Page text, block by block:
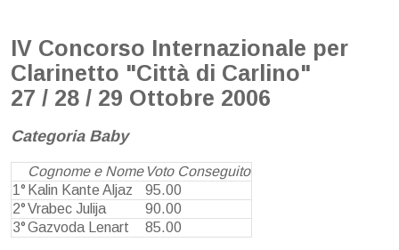
IV Concorso Internazionale per
Clarinetto "Città di Carlino"
27 / 28 / 29 Ottobre 2006
Categoria Baby
Cognome e Nome Voto Conseguito
1° Kalin Kante Aljaz
95.00
2°Vrabec Julija
90.00
3°Gazvoda Lenart 85.00